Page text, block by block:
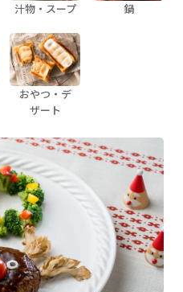
汁物・スープ 鍋
おやつ・デ
ザート